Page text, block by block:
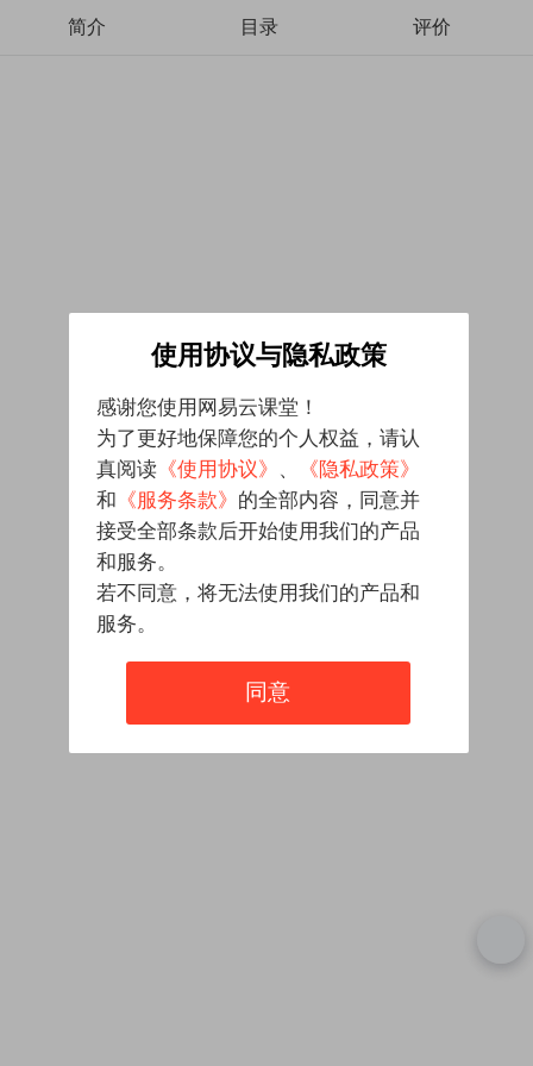
简介 目录 评价
使用协议与隐私政策
感谢您使用网易云课堂！
为了更好地保障您的个人权益，请认
真阅读 《使用协议》 、
《隐私政策》
和 《服务条款》 的全部内容，同意并
接受全部条款后开始使用我们的产品
和服务。
若不同意，将无法使用我们的产品和
服务。
同意